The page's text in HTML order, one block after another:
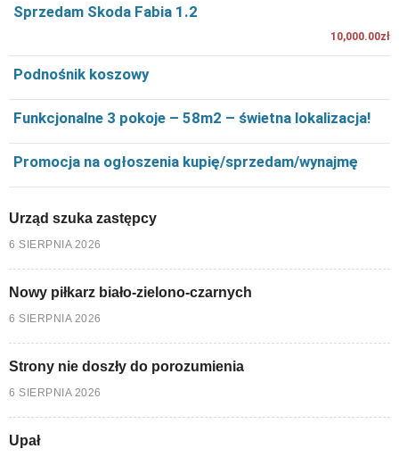
Sprzedam Skoda Fabia 1.2
10,000.00zł
Podnośnik koszowy
Funkcjonalne 3 pokoje – 58m2 – świetna lokalizacja!
Promocja na ogłoszenia kupię/sprzedam/wynajmę
Urząd szuka zastępcy
6 SIERPNIA 2026
Nowy piłkarz biało-zielono-czarnych
6 SIERPNIA 2026
Strony nie doszły do porozumienia
6 SIERPNIA 2026
Upał